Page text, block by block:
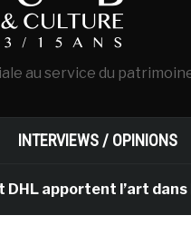
au service du
INTERVIEWS / OPINIONS
l’art dans les